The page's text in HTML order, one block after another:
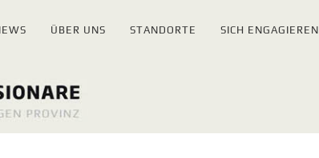
ÜBER UNS STANDORTE SICH ENGAGIEREN